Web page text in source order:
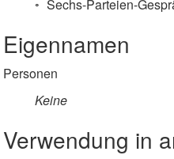
Sechs-Parteien-
Eigennamen
Personen
Keine
Verwendung in